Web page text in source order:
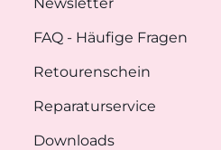
FAQ - Häufige Fragen
Retourenschein
Reparaturservice
Downloads